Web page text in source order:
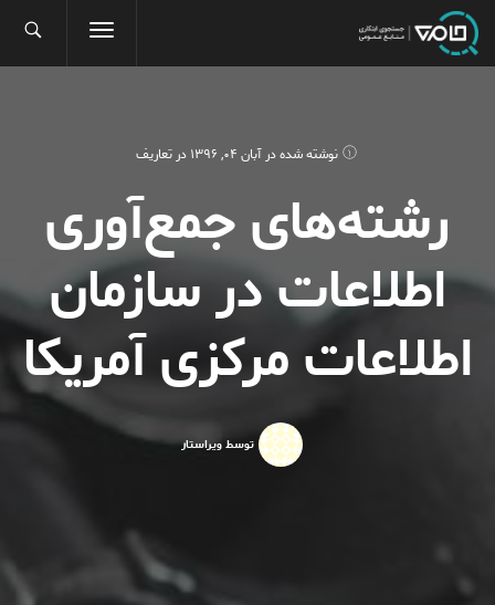
نوشته شده در آبان 04, 1396 درتعاریف
رشته‌های جمع‌آوری
اطلاعات در سازمان
اطلاعات مرکزی آمریکا
توسط ویراستار